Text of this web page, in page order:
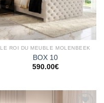
LE ROI DU MEUBLE MOLENBEEK
BOX 10
590.00€